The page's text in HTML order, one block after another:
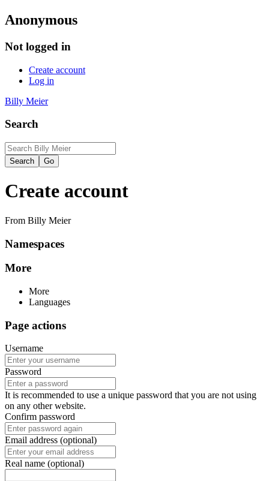
Anonymous
Not logged in
Create account
Log in
Billy Meier
Search
Create account
From Billy Meier
Namespaces
More
More
Languages
Page actions
Username
Password
It is recommended to use a unique password that you are not using
on any other website.
Confirm password
Email address (optional)
Real name (optional)